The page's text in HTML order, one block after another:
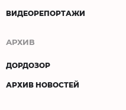
ВИДЕОРЕПОРТАЖИ
АРХИВ
ДОРДОЗОР
АРХИВ НОВОСТЕЙ